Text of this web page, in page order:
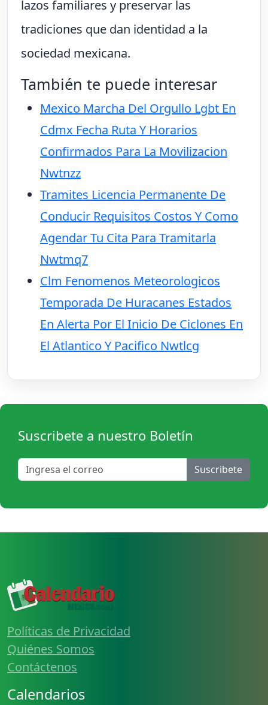
lazos familiares y preservar las
tradiciones que dan identidad a la
sociedad mexicana.
También te puede interesar
Mexico Marcha Del Orgullo Lgbt En
Cdmx Fecha Ruta Y Horarios
Confirmados Para La Movilizacion
Nwtnzz
Tramites Licencia Permanente De
Conducir Requisitos Costos Y Como
Agendar Tu Cita Para Tramitarla
Nwtmq7
Clm Fenomenos Meteorologicos
Temporada De Huracanes Estados
En Alerta Por El Inicio De Ciclones En
El Atlantico Y Pacifico Nwtlcg
Suscribete a nuestro Boletín
Suscribete
Políticas de Privacidad
Quiénes Somos
Contáctenos
Calendarios